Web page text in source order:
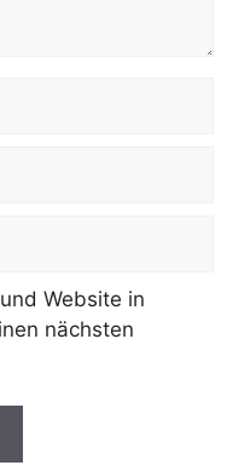
Website in
nächsten